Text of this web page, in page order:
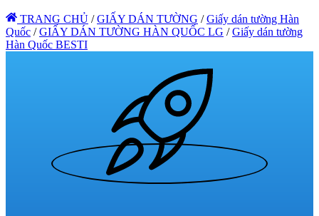
TRANG CHỦ / GIẤY DÁN TƯỜNG / Giấy dán tường Hàn
Quốc / GIẤY DÁN TƯỜNG HÀN QUỐC LG / Giấy dán tường
Hàn Quốc BESTI